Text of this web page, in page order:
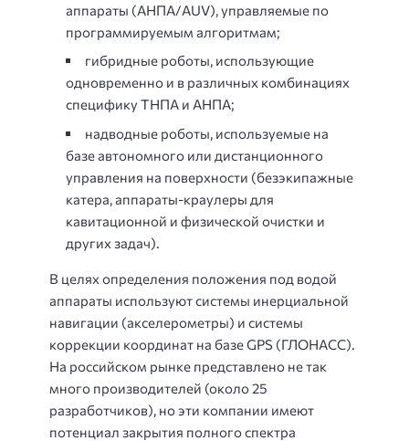
аппараты (АНПА/AUV), управляемые по
программируемым алгоритмам;
гибридные роботы, использующие
одновременно и в различных комбинациях
специфику ТНПА и АНПА;
надводные роботы, используемые на
базе автономного или дистанционного
управления на поверхности (безэкипажные
катера, аппараты-краулеры для
кавитационной и физической очистки и
других задач).
В целях определения положения под водой
аппараты используют системы инерциальной
навигации (акселерометры) и системы
коррекции координат на базе GPS (ГЛОНАСС).
На российском рынке представлено не так
много производителей (около 25
разработчиков), но эти компании имеют
потенциал закрытия полного спектра